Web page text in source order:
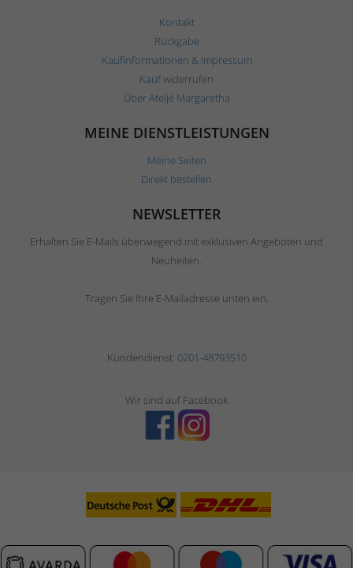
Kontakt
Rückgabe
Kaufinformationen & Impressum
Kauf widerrufen
Über Ateljé Margaretha
MEINE DIENSTLEISTUNGEN
Meine Seiten
Direkt bestellen
NEWSLETTER
Erhalten Sie E-Mails überwiegend mit exklusiven Angeboten und
Neuheiten.
Tragen Sie Ihre E-Mailadresse unten ein.
Kundendienst: 0201-48793510
Wir sind auf Facebook